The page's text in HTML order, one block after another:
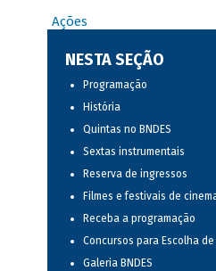
Ações
NESTA SEÇÃO
Programação
História
Quintas no BNDES
Sextas instrumentais
Reserva de ingressos
Filmes e festivais de
Receba a programação
Concursos para Escolha
Galeria BNDES